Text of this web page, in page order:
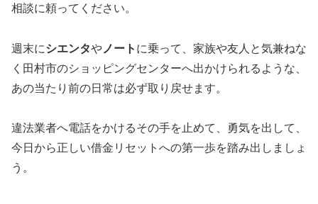
相談に頼ってください。
週末にシエンタや ノート に乗って、家族や友人と気兼ねな
く田村市のショッピングセンターへ出かけられるような、
あの当たり前の日常は必ず取り戻せます。
違法業者へ電話をかけるその手を止めて、勇気を出して、
今日から正しい借金リセットへの第一歩を踏み出しましょ
う。